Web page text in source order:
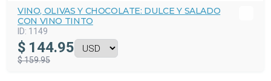
VINO, OLIVAS Y CHOCOLATE: DULCE Y SALADO
CON VINO TINTO
ID: 1149
$ 144.95
$ 159.95